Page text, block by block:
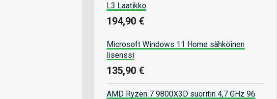
L3 Laatikko
194,90 €
Microsoft Windows 11 Home sähköinen
lisenssi
135,90 €
AMD Ryzen 7 9800X3D suoritin 4,7 GHz 96